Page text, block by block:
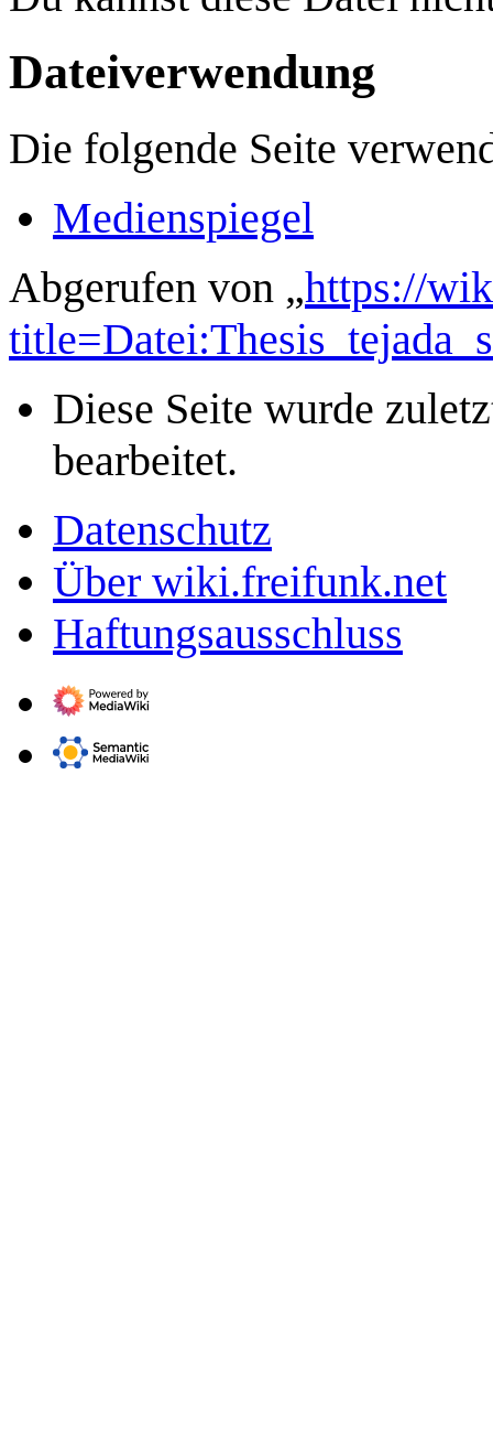
Dateiverwendung
Die folgende Seite
Medienspiegel
Abgerufen von „https://
Diese Seite wurde
bearbeitet.
Datenschutz
Über wiki.freifunk.net
Haftungsausschluss